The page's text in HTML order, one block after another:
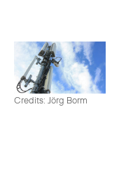
Credits: Jörg Borm